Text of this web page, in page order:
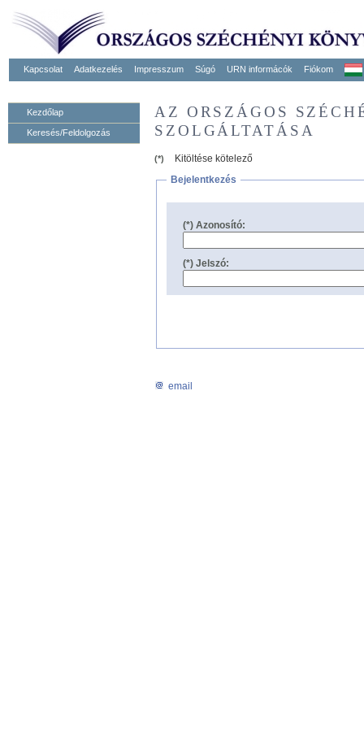
Kapcsolat Adatkezelés Impresszum Súgó URN informácók Fiókom
Kezdőlap
Keresés/Feldolgozás
AZ ORSZÁGOS
SZOLGÁLTATÁSA
(*)
Kitöltése kötelező
Bejelentkezés
(*) Azonosító:
(*) Jelszó:
email